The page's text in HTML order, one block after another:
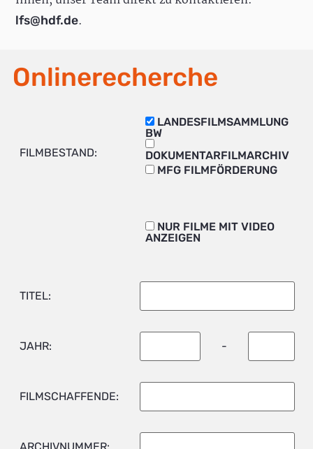
lfs@hdf.de.
Onlinerecherche
FILMBESTAND:
LANDESFILMSAMMLUNG
BW
DOKUMENTARFILMARCHIV
MFG FILMFÖRDERUNG
NUR FILME MIT VIDEO
ANZEIGEN
TITEL:
JAHR: -
FILMSCHAFFENDE: